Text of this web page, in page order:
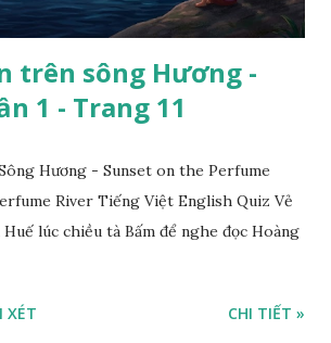
trên sông Hương -
1 - Trang 11
Hương - Sunset on the Perfume
River Tiếng Việt English Quiz Vẻ
lúc chiều tà Bấm để nghe đọc Hoàng
XÉT CHI TIẾT »